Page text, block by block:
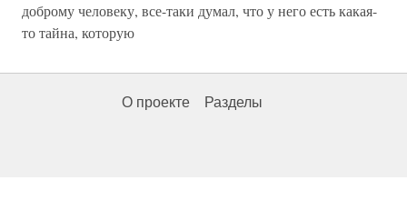
доброму человеку, все-таки думал, что у него есть какая-
то тайна, которую
О проекте Разделы